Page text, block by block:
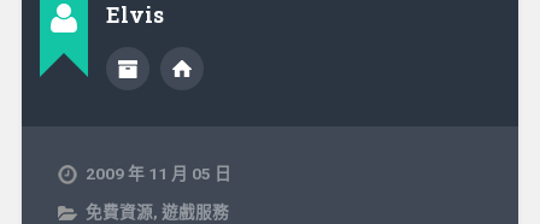
Elvis
2009 年 11 月 05 日
免費資源, 遊戲服務